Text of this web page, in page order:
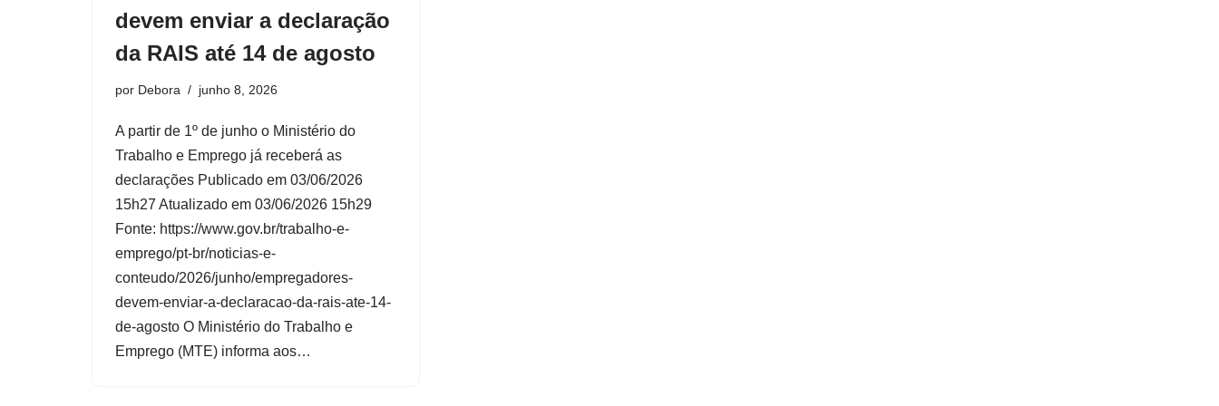
devem enviar a declaração
da RAIS até 14 de agosto
por Debora junho 8, 2026
A partir de 1º de junho o Ministério do
Trabalho e Emprego já receberá as
declarações Publicado em 03/06/2026
15h27 Atualizado em 03/06/2026 15h29
Fonte: https://www.gov.br/trabalho-e-
emprego/pt-br/noticias-e-
conteudo/2026/junho/empregadores-
devem-enviar-a-declaracao-da-rais-ate-14-
de-agosto O Ministério do Trabalho e
Emprego (MTE) informa aos…